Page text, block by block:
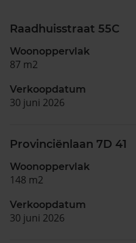
Raadhuisstraat 55C
Woonoppervlak
87 m2
Verkoopdatum
30 juni 2026
Provinciënlaan 7D 41
Woonoppervlak
148 m2
Verkoopdatum
30 juni 2026